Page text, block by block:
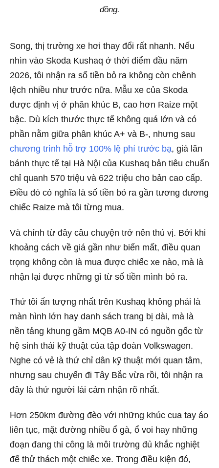
đồng.
Song, thị trường xe hơi thay đổi rất nhanh. Nếu
nhìn vào Skoda Kushaq ở thời điểm đầu năm
2026, tôi nhận ra số tiền bỏ ra không còn chênh
lệch nhiều như trước nữa. Mẫu xe của Skoda
được định vị ở phân khúc B, cao hơn Raize một
bậc. Dù kích thước thực tế không quá lớn và có
phần nằm giữa phân khúc A+ và B-, nhưng sau
chương trình hỗ trợ 100% lệ phí trước bạ, giá lăn
bánh thực tế tại Hà Nội của Kushaq bản tiêu chuẩn
chỉ quanh 570 triệu và 622 triệu cho bản cao cấp.
Điều đó có nghĩa là số tiền bỏ ra gần tương đương
chiếc Raize mà tôi từng mua.
Và chính từ đây câu chuyện trở nên thú vị. Bởi khi
khoảng cách về giá gần như biến mất, điều quan
trọng không còn là mua được chiếc xe nào, mà là
nhận lại được những gì từ số tiền mình bỏ ra.
Thứ tôi ấn tượng nhất trên Kushaq không phải là
màn hình lớn hay danh sách trang bị dài, mà là
nền tảng khung gầm MQB A0-IN có nguồn gốc từ
hệ sinh thái kỹ thuật của tập đoàn Volkswagen.
Nghe có vẻ là thứ chỉ dân kỹ thuật mới quan tâm,
nhưng sau chuyến đi Tây Bắc vừa rồi, tôi nhận ra
đây là thứ người lái cảm nhận rõ nhất.
Hơn 250km đường đèo với những khúc cua tay áo
liên tục, mặt đường nhiều ổ gà, ổ voi hay những
đoạn đang thi công là môi trường đủ khắc nghiệt
để thử thách một chiếc xe. Trong điều kiện đó,